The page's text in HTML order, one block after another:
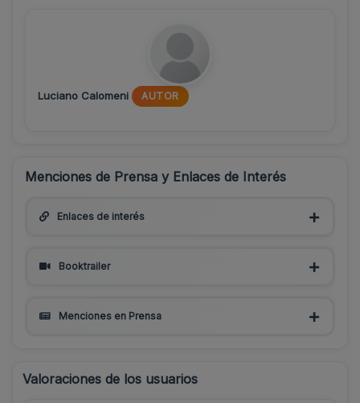
Luciano Calomeni AUTOR
Menciones de Prensa y Enlaces de Interés
Enlaces de interés
Booktrailer
Menciones en Prensa
Valoraciones de los usuarios